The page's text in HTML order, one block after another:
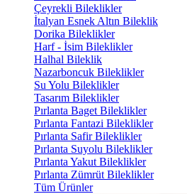
Çeyrekli Bileklikler
İtalyan Esnek Altın Bileklik
Dorika Bileklikler
Harf - İsim Bileklikler
Halhal Bileklik
Nazarboncuk Bileklikler
Su Yolu Bileklikler
Tasarım Bileklikler
Pırlanta Baget Bileklikler
Pırlanta Fantazi Bileklikler
Pırlanta Safir Bileklikler
Pırlanta Suyolu Bileklikler
Pırlanta Yakut Bileklikler
Pırlanta Zümrüt Bileklikler
Tüm Ürünler